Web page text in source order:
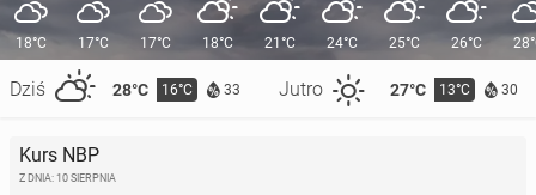
Wielka Bry­ta­nia chce utwo­rzyć so­jusz­ni­czą flotę pół­
18°C
Dziś 28°C 16°C 33 Jutro 27°C 13°C 30
17°C 17°C 18°C 21°C 24°C 25°C 26°C
Kurs NBP
Z DNIA: 10 SIERPNIA